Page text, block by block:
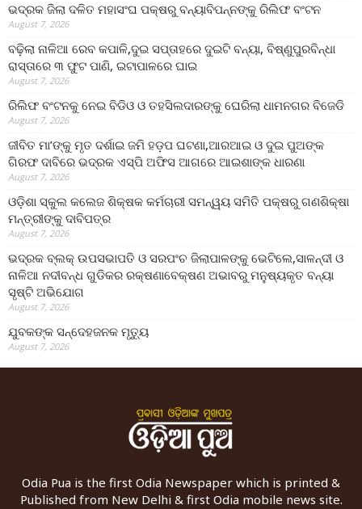
ଭଦ୍ରକ ଜିଲା ଦଳିତ ମହାସଂଘ ପକ୍ଷରୁ ବନ୍ୟାବିପନ୍ନଙ୍କୁ ରିଲିଫ ବଂଟନ
August 7, 2026
ବଢ଼ିଲା ନାଳିଆ ରେବ କପାଳି,ଦୁଇ ସପ୍ତାହରେ ଦୁଇଟି ବନ୍ୟା, ବିଷ୍ଣୁପୁରବିନ୍ଧା
ରାସ୍ତାରେ ୩ ଫୁଟ ପାଣି, ଇଟାପାଳରେ ଘାଇ
August 7, 2026
ରିଲିଫ ବଂଟନକୁ ନେଇ ବିଡିଓ ଓ ତହସିଲଦାରଙ୍କୁ ଘେରିଲା ଧାମନଗର ବିଜେଡି
August 7, 2026
ଜୀବିତ ମା’ଙ୍କୁ ମୃତ ଦର୍ଶାଇ ଜମି ହଡ଼ପ ଘଟଣା,ଆରଆଇ ଓ ଦୁଇ ପୁଅଙ୍କ
ଗିରଫ ଦାବିରେ ଭଦ୍ରକ ଏସ୍‌ପି ଅଫିସ ଆଗରେ ଆଇଶାଙ୍କ ଧାରଣା
August 7, 2026
ଓଡ଼ିଶା ସ୍କୁଲ କଲେଜ ଶିକ୍ଷକ କର୍ମଚାରୀ ସମନ୍ୱୟ ସମିତି ପକ୍ଷରୁ ଗଣଶିକ୍ଷା
ମନ୍ତ୍ରୀଙ୍କୁ ଦାବିପତ୍ର
August 7, 2026
ଭଦ୍ରକ ବ୍ଲକ୍ ଉପସଭାପତି ଓ ସରପଂଚ ଜିଲାପାଳଙ୍କୁ ଭେଟିଲେ,ସାଳନ୍ଦୀ ଓ
ନାଳିଆ ନଦୀବନ୍ଧ ଗୁଡିକର ରକ୍ଷଣାବେକ୍ଷଣ ଅଭାବରୁ ମନୁଷ୍ୟକୃତ ବନ୍ୟା
ସୃଷ୍ଟି ଅଭିଯୋଗ
August 7, 2026
ଯୁବକଙ୍କ ସନ୍ଦେହଜନକ ମୃତ୍ୟୁ
August 7, 2026
Odia Pua is the first Odia Newspaper which is printed &
Published from New Delhi & first Odia mobile news site.